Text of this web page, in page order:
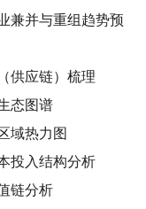
兼并与重组趋势预
供应链）梳理
态图谱
域热力图
投入结构分析
链分析